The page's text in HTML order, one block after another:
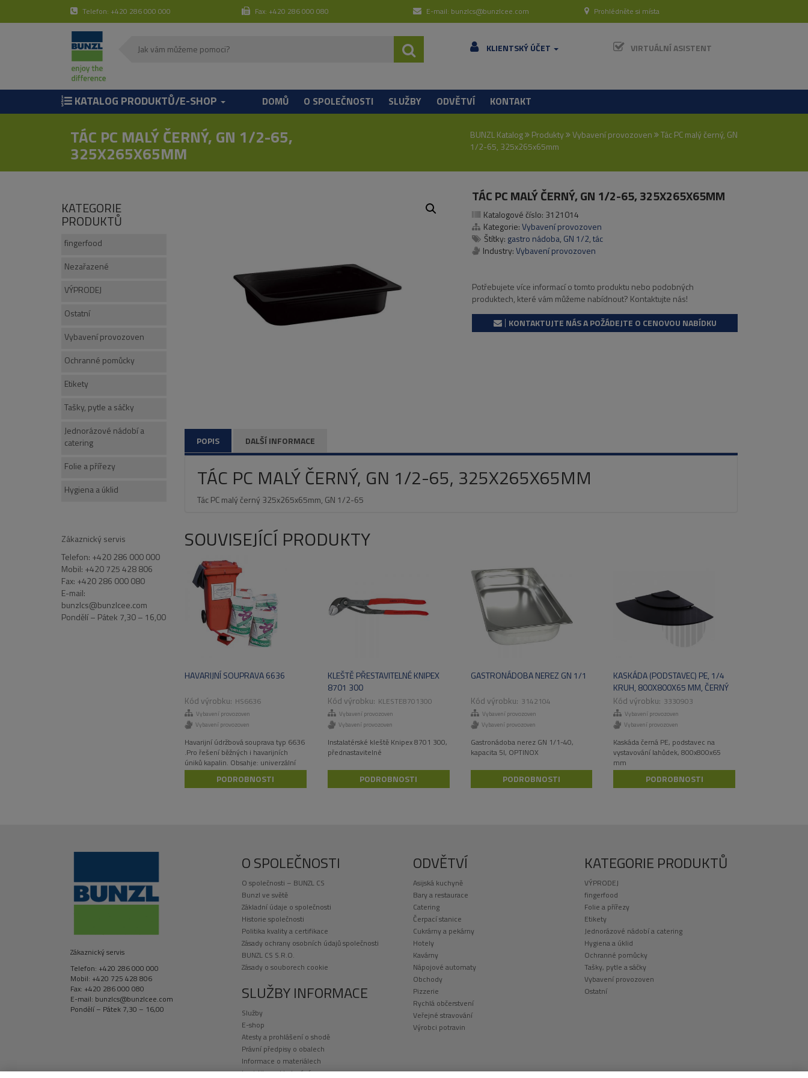
Telefon: +420 286 000 000 Fax: +420 286 000 080 E-mail: bunzlcs@bunzlcee.com Prohlédněte si místa
KLIENTSKÝ ÚČET VIRTUÁLNÍ ASISTENT
KATALOG PRODUKTŮ/E-SHOP DOMŮ O SPOLEČNOSTI SLUŽBY ODVĚTVÍ KONTAKT
TÁC PC MALÝ ČERNÝ, GN 1/2-65,
325X265X65MM
BUNZL Katalog Produkty Vybavení provozoven
Tác PC malý černý, GN
1/2-65, 325x265x65mm
TÁC PC MALÝ ČERNÝ, GN 1/2-65, 325X265X65MM
Katalogové číslo: 3121014
Kategorie:Vybavení provozoven
Štítky: gastro nádoba, GN 1/2,tác
Industry: Vybavení provozoven
Potřebujete více informací o tomto produktu nebo podobných
produktech, které vám můžeme nabídnout? Kontaktujte nás!
KONTAKTUJTE NÁS A POŽÁDEJTE O CENOVOU NABÍDKU
POPIS DALŠÍ INFORMACE
TÁC PC MALÝ ČERNÝ, GN 1/2-65, 325X265X65MM
Tác PC malý černý 325x265x65mm, GN 1/2-65
SOUVISEJÍCÍ PRODUKTY
HAVARIJNÍ SOUPRAVA 6636
HS6636
Vybavení provozoven
Vybavení provozoven
Havarijní údržbová souprava typ 6636
.Pro řešení běžných i havarijních
úniků kapalin. Obsahje: univerzální
sorpční rohože UR4001 – 30 ks
univerzální sorpční had UP8101 – 3
rychlosavá utěrka WIP280 A – 10 ks
ochranné rukavice NITRIL – 5 párů
utěsňovací pasta PU05 – 1 ks
pytel na odpad STKS07 – 5 ks
lopatka a smetáček LOPS001 – 1 ks
nálepka NEBEZPEČNÝ ODPAD – 3 ks
mobilní plastová uzamykatelná
PODROBNOSTI
KLEŠTĚ PŘESTAVITELNÉ KNIPEX
8701 300
KLESTE8701300
Vybavení provozoven
Vybavení provozoven
Instalatérské kleště Knipex 8701 300,
přednastavitelné
PODROBNOSTI
GASTRONÁDOBA NEREZ GN 1/1
3142104
Vybavení provozoven
Vybavení provozoven
Gastronádoba nerez GN 1/1-40,
kapacita 5l, OPTINOX
PODROBNOSTI
KASKÁDA (PODSTAVEC) PE, 1/4
KRUH, 800X800X65 MM, ČERNÝ
3330903
Vybavení provozoven
Vybavení provozoven
Kaskáda černá PE, podstavec na
vystavování lahůdek, 800x800x65
mm
PODROBNOSTI
KATEGORIE
PRODUKTŮ
fingerfood
Nezařazené
VÝPRODEJ
Ostatní
Vybavení provozoven
Ochranné pomůcky
Etikety
Tašky, pytle a sáčky
Jednorázové nádobí a
catering
Folie a přířezy
Hygiena a úklid
Zákaznický servis
Telefon: +420 286 000 000
Mobil: +420 725 428 806
Fax: +420 286 000 080
E-mail:
bunzlcs@bunzlcee.com
Pondělí – Pátek 7,30 – 16,00
Zákaznický servis
Telefon: +420 286 000 000
Mobil: +420 725 428 806
Fax: +420 286 000 080
E-mail: bunzlcs@bunzlcee.com
Pondělí – Pátek 7,30 – 16,00
O SPOLEČNOSTI
O společnosti – BUNZL CS
Bunzl ve světě
Základní údaje o společnosti
Historie společnosti
Politika kvality a certifikace
Zásady ochrany osobních údajů společnosti
BUNZL CS S.R.O.
Zásady o souborech cookie
SLUŽBY INFORMACE
Služby
E-shop
Atesty a prohlášení o shodě
Právní předpisy o obalech
Informace o materiálech
Logistika a skladování
ODVĚTVÍ
Asijská kuchyně
Bary a restaurace
Catering
Čerpací stanice
Cukrárny a pekárny
Hotely
Kavárny
Nápojové automaty
Obchody
Pizzerie
Rychlá občerstvení
Veřejné stravování
Výrobci potravin
KATEGORIE PRODUKTŮ
VÝPRODEJ
fingerfood
Folie a přířezy
Etikety
Jednorázové nádobí a catering
Hygiena a úklid
Ochranné pomůcky
Tašky, pytle a sáčky
Vybavení provozoven
Ostatní